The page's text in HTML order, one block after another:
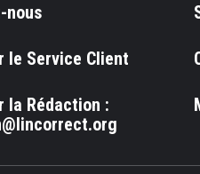
nous
le Service Client
la Rédaction :